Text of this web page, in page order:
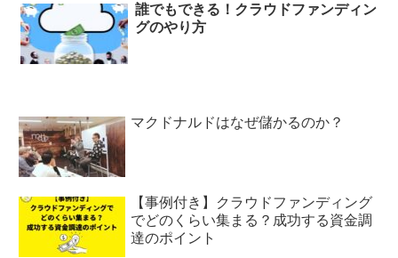
誰でもできる！クラウドファンディン
グのやり方
マクドナルドはなぜ儲かるのか？
【事例付き】クラウドファンディング
でどのくらい集まる？成功する資金調
達のポイント